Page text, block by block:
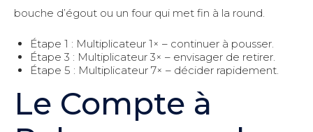
bouche d’égout ou un four qui met fin à la round.
Étape 1 : Multiplicateur 1× – continuer à pousser.
Étape 3 : Multiplicateur 3× – envisager de retirer.
Étape 5 : Multiplicateur 7× – décider rapidement.
Le Compte à